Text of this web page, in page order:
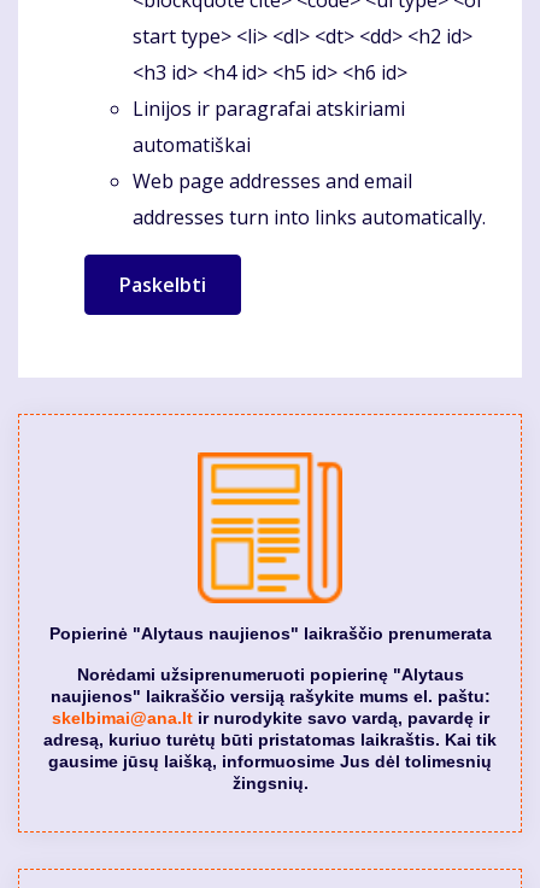
start type> <li> <dl> <dt> <dd> <h2 id>
<h3 id> <h4 id> <h5 id> <h6 id>
Linijos ir paragrafai atskiriami
automatiškai
Web page addresses and email
addresses turn into links automatically.
Popierinė "Alytaus naujienos" laikraščio prenumerata
Norėdami užsiprenumeruoti popierinę "Alytaus
naujienos" laikraščio versiją rašykite mums el. paštu:
skelbimai@ana.ltir nurodykite savo vardą, pavardę ir
adresą, kuriuo turėtų būti pristatomas laikraštis. Kai tik
gausime jūsų laišką, informuosime Jus dėl tolimesnių
žingsnių.